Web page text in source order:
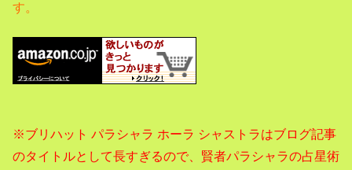
す。
※ブリハット パラシャラ ホーラ シャストラはブログ記事
のタイトルとして長すぎるので、賢者パラシャラの占星術